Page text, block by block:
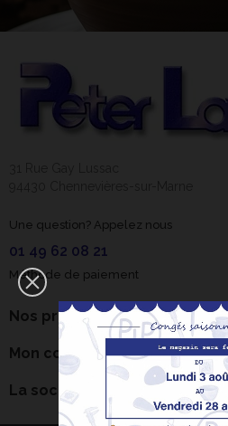
Bonjour ! Je suis
votre expert IA
céramique.
Une question? Appelez nous
01 49 62 08 21
Méthode de paiement
Nos produits
Mon compte
La société